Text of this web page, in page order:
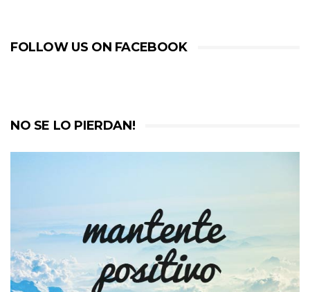
FOLLOW US ON FACEBOOK
NO SE LO PIERDAN!